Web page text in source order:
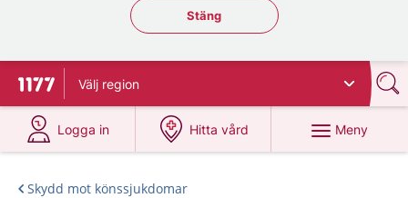
Stäng regionsväljaren
Stäng
Till startsidan för 1177
Välj region
Logga in
på 1177.se
Hitta vård
på 1177.se
Meny
Skydd mot könssjukdomar